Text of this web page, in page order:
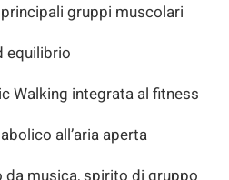
gruppi muscolari
equilibrio
Walking integrata al fitness
all’aria aperta